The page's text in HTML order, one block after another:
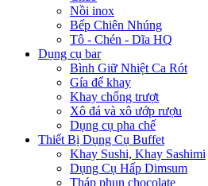
Nồi inox
Bếp Chiên Nhúng
Tô - Chén - Dĩa HQ
Dụng cụ bar
Bình Giữ Nhiệt Ca Rót
Gía để khay
Khay chống trượt
Xô đá và xô ướp rượu
Dụng cụ pha chế
Thiết Bị Dụng Cụ Buffet
Khay Sushi, Khay Sashimi
Dụng Cụ Hấp Dimsum
Tháp phun chocolate